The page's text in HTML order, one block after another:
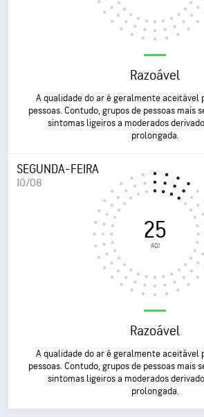
Razoável
A qualidade do ar é geralmente aceitável
pessoas. Contudo, grupos de pessoas mais
sintomas ligeiros a moderados
prolongada.
SEGUNDA-FEIRA
10/08
25
AQI
Razoável
A qualidade do ar é geralmente aceitável
pessoas. Contudo, grupos de pessoas mais
sintomas ligeiros a moderados
prolongada.